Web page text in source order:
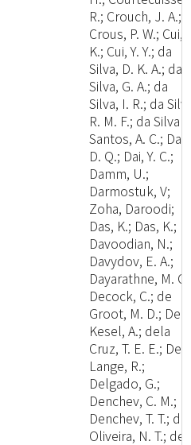
R.; Crouch, J. A.;
Crous, P. W.; Cui,
K.; Cui, Y. Y.; da
Silva, D. K. A.; da
Silva, G. A.; da
Silva, I. R.; da
R. M. F.; da Silva
Santos, A. C.; Dai,
D. Q.; Dai, Y. C.;
Damm, U.;
Darmostuk, V;
Zoha, Daroodi;
Das, K.; Das, K.;
Davoodian, N.;
Davydov, E. A.;
Dayarathne, M.
Decock, C.; de
Groot, M. D.; De
Kesel, A.; dela
Cruz, T. E. E.; De
Lange, R.;
Delgado, G.;
Denchev, C. M.;
Denchev, T. T.; de
Oliveira, N. T.; de